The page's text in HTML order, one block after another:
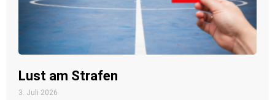
Lust am Strafen
3. Juli 2026